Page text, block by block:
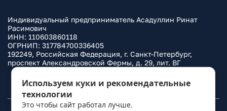
Индивидуальный предприниматель Асадуллин Ринат
Расимович
ИНН: 110603860118
ОГРНИП: 317784700336405
192249, Российская Федерация, г. Санкт-Петербург,
проспект Александровской Фермы, д. 29, лит. ВГ
Политика конфиденциальности
Используем куки и рекомендательные
технологии
Это чтобы сайт работал лучше.